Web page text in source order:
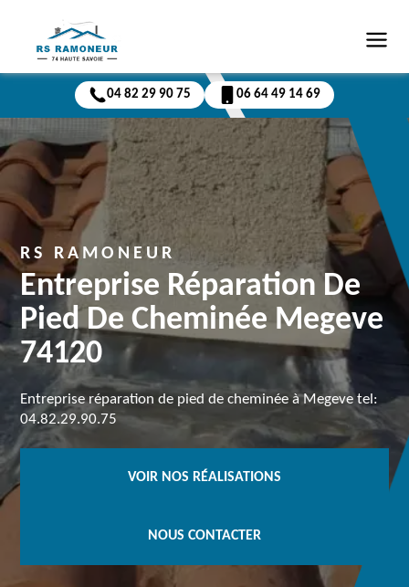
04 82 29 90 75 06 64 49 14 69
RS RAMONEUR
Entreprise Réparation De
Pied De Cheminée Megeve
74120
Entreprise réparation de pied de cheminée à Megeve tel:
04.82.29.90.75
VOIR NOS RÉALISATIONS
NOUS CONTACTER